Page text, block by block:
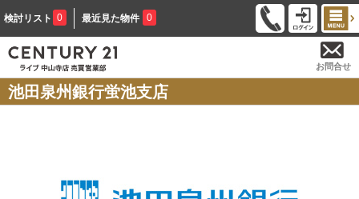
検討リスト 0 最近見た物件 0
お問合せ
池田泉州銀行蛍池支店